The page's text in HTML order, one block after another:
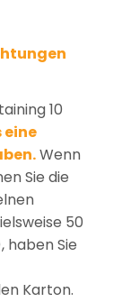
10
eine
Wenn
Sie die
50
haben Sie
Karton.